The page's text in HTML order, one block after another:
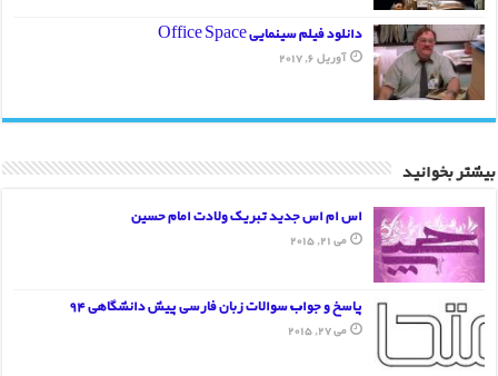
دانلود فیلم سینمایی Office Space
آوریل 6, 2017
بیشتر بخوانید
اس ام اس جدید تبریک ولادت امام حسین
می 21, 2015
پاسخ و جواب سوالات زبان فارسی پیش دانشگاهی 94
می 27, 2015